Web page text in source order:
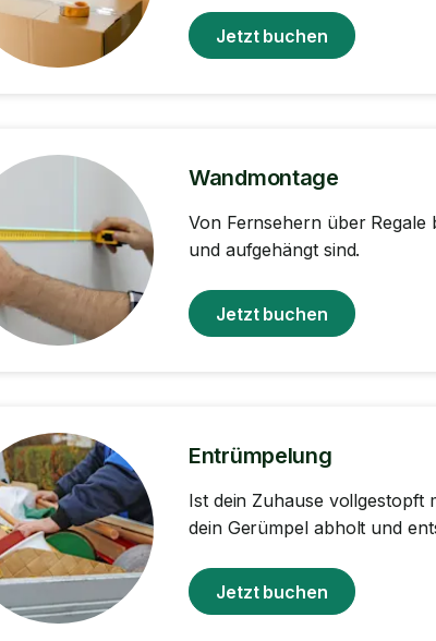
Jetzt buchen
Wandmontage
Von Fernsehern über
und aufgehängt sind.
Jetzt buchen
Entrümpelung
Ist dein Zuhause vollgestopft
dein Gerümpel abholt und
Jetzt buchen